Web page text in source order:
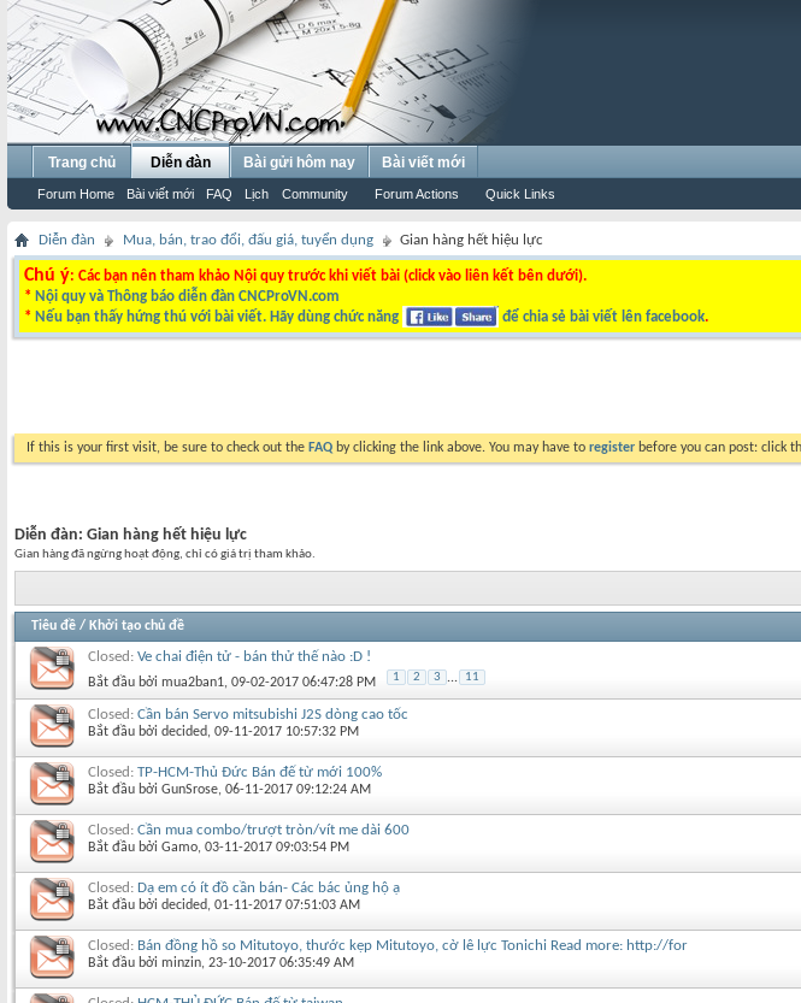
Trang chủ Diễn đàn
Forum Home Bài viết mới FAQ Lịch Community Forum Actions Quick Links
Bài gửi hôm nay Bài viết mới
Diễn đàn Mua, bán, trao đổi, đấu giá, tuyển dụng Gian hàng hết hiệu lực
Chú ý: Các bạn nên tham khảo Nội quy trước khi viết bài (click vào liên kết bên dưới).
* Nội quy và Thông báo diễn đàn CNCProVN.com
* Nếu bạn thấy hứng thú với bài viết. Hãy dùng chức năng để chia sẻ bài viết lên facebook.
If this is your first visit, be sure to check out the FAQ by clicking the link above. You may have to register before you can post: click
Diễn đàn: Gian hàng hết hiệu lực
Gian hàng đã ngừng hoạt động, chỉ có giá trị tham khảo.
Tiêu đề / Khởi tạo chủ đề
Closed: Ve chai điện tử - bán thử thế nào :D !
Bắt đầu bởi mua2ban1‎, 09-02-2017 06:47:28 PM 1 2 3 ... 11
Closed: Cần bán Servo mitsubishi J2S dòng cao tốc
Bắt đầu bởi decided‎, 09-11-2017 10:57:32 PM
Closed: TP-HCM-Thủ Đức Bán đế từ mới 100%
Bắt đầu bởi GunSrose‎, 06-11-2017 09:12:24 AM
Closed: Cần mua combo/trượt tròn/vít me dài 600
Bắt đầu bởi Gamo‎, 03-11-2017 09:03:54 PM
Closed: Dạ em có ít đồ cần bán- Các bác ủng hộ ạ
Bắt đầu bởi decided‎, 01-11-2017 07:51:03 AM
Closed: Bán đồng hồ so Mitutoyo, thước kẹp Mitutoyo, cờ lê lực Tonichi Read more: http://for
Bắt đầu bởi minzin‎, 23-10-2017 06:35:49 AM